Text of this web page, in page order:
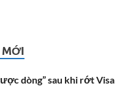
MỚI
dòng” sau khi rớt Visa